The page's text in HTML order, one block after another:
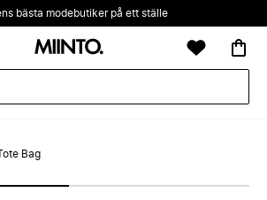
bästa modebutiker på ett ställe
Bag